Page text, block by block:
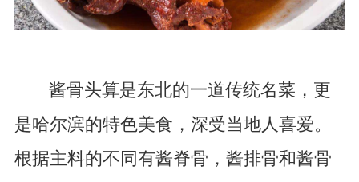
酱骨头算是东北的一道传统名菜，更
是哈尔滨的特色美食，深受当地人喜爱。
根据主料的不同有酱脊骨，酱排骨和酱骨